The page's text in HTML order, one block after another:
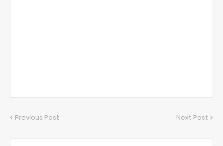
Previous Post Next Post